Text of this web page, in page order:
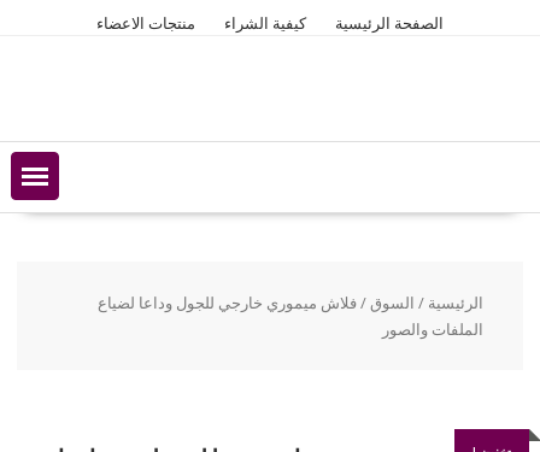
الصفحة الرئيسية كيفية الشراء منتجات الاعضاء
الرئيسية / السوق/ فلاش ميموري خارجي للجول وداعا لضياع
الملفات والصور